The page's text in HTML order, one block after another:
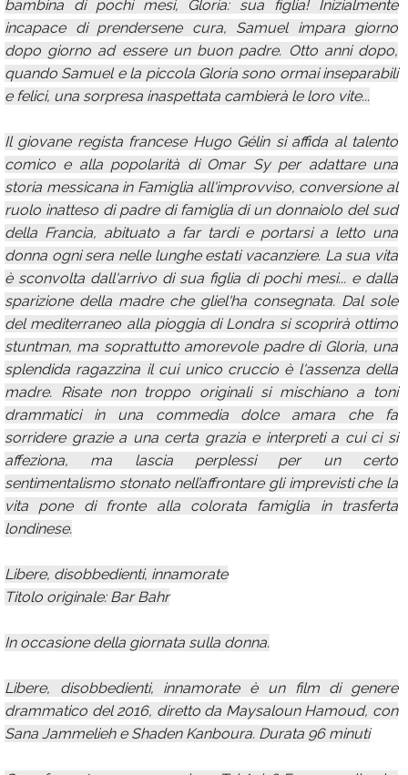
bambina di pochi mesi, Gloria: sua figlia! Inizialmente
incapace di prendersene cura, Samuel impara giorno
dopo giorno ad essere un buon padre. Otto anni dopo,
quando Samuel e la piccola Gloria sono ormai inseparabili
e felici, una sorpresa inaspettata cambierà le loro vite...
Il giovane regista francese Hugo Gélin si affida al talento
comico e alla popolarità di Omar Sy per adattare una
storia messicana in Famiglia all'improvviso, conversione al
ruolo inatteso di padre di famiglia di un donnaiolo del sud
della Francia, abituato a far tardi e portarsi a letto una
donna ogni sera nelle lunghe estati vacanziere. La sua vita
è sconvolta dall'arrivo di sua figlia di pochi mesi... e dalla
sparizione della madre che gliel'ha consegnata. Dal sole
del mediterraneo alla pioggia di Londra si scoprirà ottimo
stuntman, ma soprattutto amorevole padre di Gloria, una
splendida ragazzina il cui unico cruccio è l'assenza della
madre. Risate non troppo originali si mischiano a toni
drammatici in una commedia dolce amara che fa
sorridere grazie a una certa grazia e interpreti a cui ci si
affeziona, ma lascia perplessi per un certo
sentimentalismo stonato nell’affrontare gli imprevisti che la
vita pone di fronte alla colorata famiglia in trasferta
londinese.
Libere, disobbedienti, innamorate
Titolo originale: Bar Bahr
In occasione della giornata sulla donna.
Libere, disobbedienti, innamorate è un film di genere
drammatico del 2016, diretto da Maysaloun Hamoud, con
Sana Jammelieh e Shaden Kanboura. Durata 96 minuti